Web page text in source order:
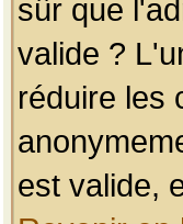
sûr que
valide ?
réduire les
est valide,